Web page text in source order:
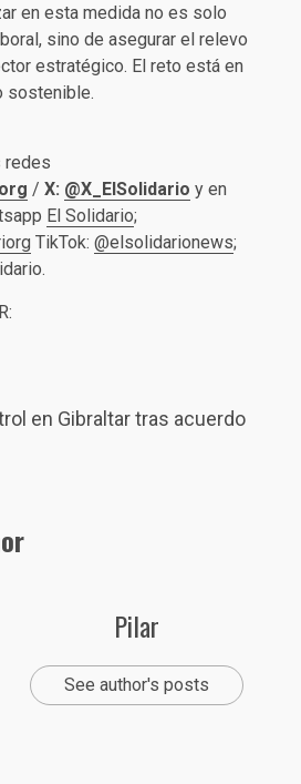
en esta medida no es solo
sino de asegurar el relevo
estratégico. El reto está en
sostenible.
redes
/ X: @X_ElSolidario y en
El Solidario;
TikTok: @elsolidarionews;
en Gibraltar tras acuerdo
Pilar
See author's posts